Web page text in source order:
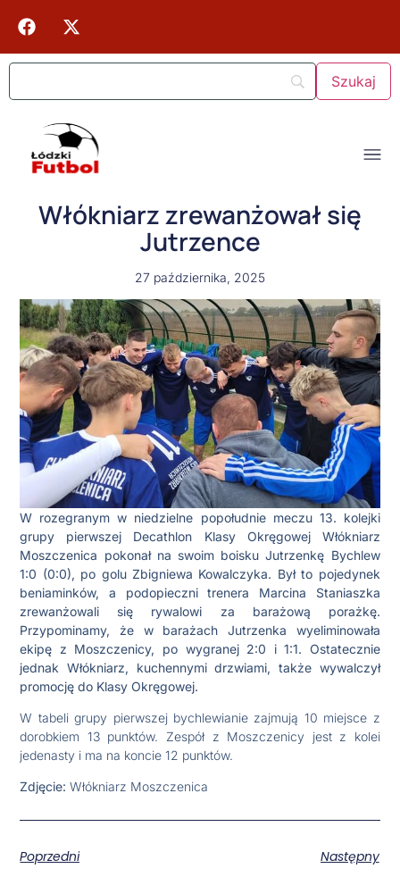
Włókniarz zrewanżował się
Jutrzence
27 października, 2025
W rozegranym w niedzielne popołudnie meczu 13. kolejki
grupy pierwszej Decathlon Klasy Okręgowej Włókniarz
Moszczenica pokonał na swoim boisku Jutrzenkę Bychlew
1:0 (0:0), po golu Zbigniewa Kowalczyka. Był to pojedynek
beniaminków, a podopieczni trenera Marcina Staniaszka
zrewanżowali się rywalowi za barażową porażkę.
Przypominamy, że w barażach Jutrzenka wyeliminowała
ekipę z Moszczenicy, po wygranej 2:0 i 1:1. Ostatecznie
jednak Włókniarz, kuchennymi drzwiami, także wywalczył
promocję do Klasy Okręgowej.
W tabeli grupy pierwszej bychlewianie zajmują 10 miejsce z
dorobkiem 13 punktów. Zespół z Moszczenicy jest z kolei
jedenasty i ma na koncie 12 punktów.
Zdjęcie:Włókniarz Moszczenica
Poprzedni Następny